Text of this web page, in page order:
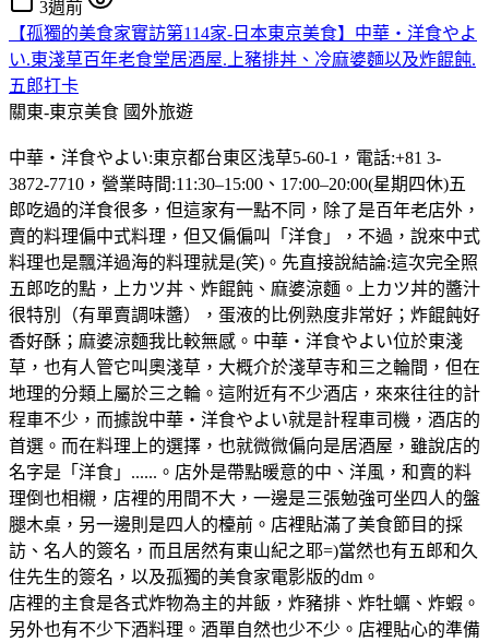
3週前
【孤獨的美食家實訪第114家-日本東京美食】中華・洋食やよ
い.東淺草百年老食堂居酒屋.上豬排丼、冷麻婆麵以及炸餛飩.
五郎打卡
關東-東京美食 國外旅遊
中華・洋食やよい:東京都台東区浅草5-60-1，電話:+81 3-
3872-7710，營業時間:11:30–15:00、17:00–20:00(星期四休)五
郎吃過的洋食很多，但這家有一點不同，除了是百年老店外，
賣的料理偏中式料理，但又偏偏叫「洋食」，不過，說來中式
料理也是飄洋過海的料理就是(笑)。先直接說結論:這次完全照
五郎吃的點，上カツ丼、炸餛飩、麻婆涼麵。上カツ丼的醬汁
很特別（有單賣調味醬），蛋液的比例熟度非常好；炸餛飩好
香好酥；麻婆涼麵我比較無感。中華・洋食やよい位於東淺
草，也有人管它叫奧淺草，大概介於淺草寺和三之輪間，但在
地理的分類上屬於三之輪。這附近有不少酒店，來來往往的計
程車不少，而據說中華・洋食やよい就是計程車司機，酒店的
首選。而在料理上的選擇，也就微微偏向是居酒屋，雖說店的
名字是「洋食」......。店外是帶點暖意的中、洋風，和賣的料
理倒也相櫬，店裡的用間不大，一邊是三張勉強可坐四人的盤
腿木桌，另一邊則是四人的檯前。店裡貼滿了美食節目的採
訪、名人的簽名，而且居然有東山紀之耶=)當然也有五郎和久
住先生的簽名，以及孤獨的美食家電影版的dm。
店裡的主食是各式炸物為主的丼飯，炸豬排、炸牡蠣、炸蝦。
另外也有不少下酒料理。酒單自然也少不少。店裡貼心的準備